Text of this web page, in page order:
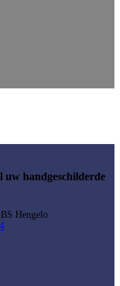
uw handgeschilderde
Hengelo